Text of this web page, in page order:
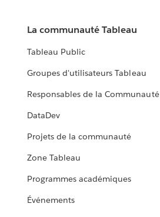
La communauté Tableau
Tableau Public
Groupes d'utilisateurs Tableau
Responsables de la Communauté
DataDev
Projets de la communauté
Zone Tableau
Programmes académiques
Événements